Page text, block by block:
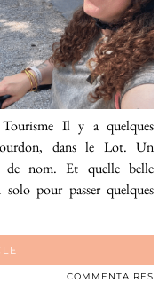
Il y a quelques
dans le Lot. Un
de nom. Et quelle belle
pour passer quelques
COMMENTAIRES